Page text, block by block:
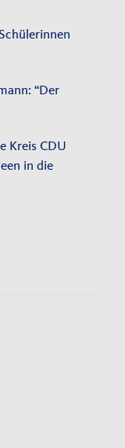
“Der
Kreis CDU
in die